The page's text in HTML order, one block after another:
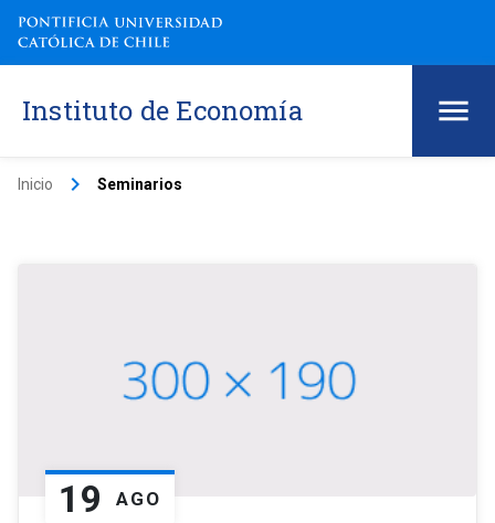
Instituto de Economía
Inicio keyboard_arrow_right Seminarios
19 AGO